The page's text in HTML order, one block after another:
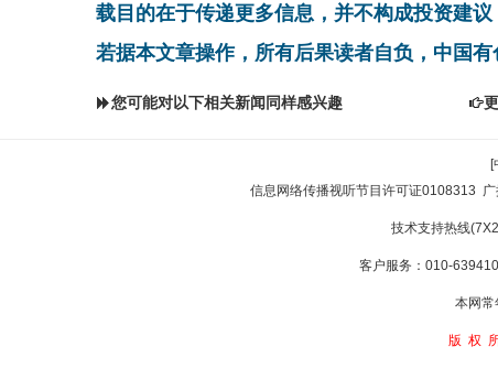
载目的在于传递更多信息，并不构成投资建议
若据本文章操作，所有后果读者自负，中国有
您可能对以下相关新闻同样感兴趣
[
信息网络传播视听节目许可证0108313
技术支持热线
客户服务：010-
本网
版权